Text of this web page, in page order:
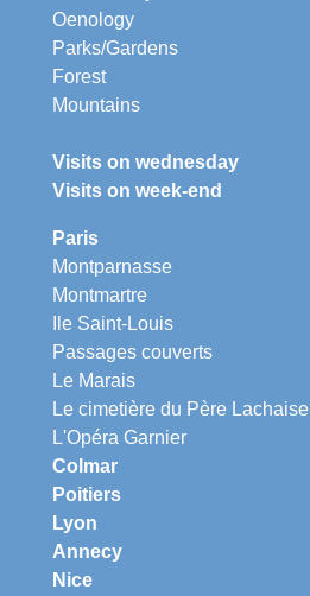
Oenology
Parks/Gardens
Forest
Mountains
Visits on wednesday
Visits on week-end
Paris
Montparnasse
Montmartre
Ile Saint-Louis
Passages couverts
Le Marais
Le cimetière du Père Lachaise
L'Opéra Garnier
Colmar
Poitiers
Lyon
Annecy
Nice